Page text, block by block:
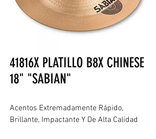
41816X PLATILLO B8X CHINESE
18" "SABIAN"
Acentos Extremadamente Rápido,
Brillante, Impactante Y De Alta Calidad